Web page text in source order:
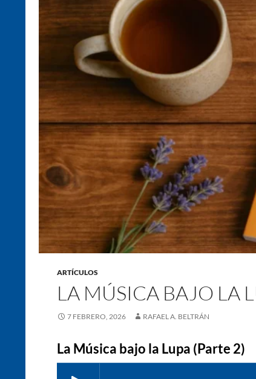
ARTÍCULOS
LA MÚSICA BAJO LA
7 FEBRERO, 2026 RAFAEL A. BELTRÁN
La Música bajo la Lupa (Parte 2)